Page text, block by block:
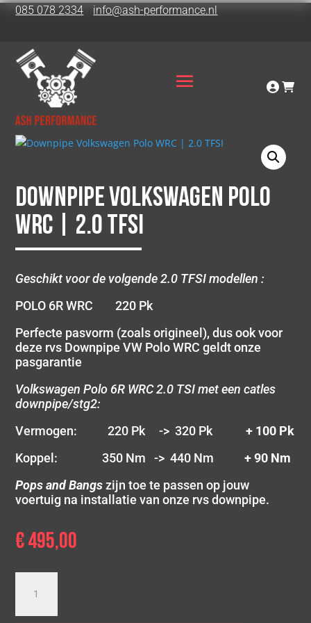
085 078 2334 info@ash-performance.nl
Downpipe Volkswagen Polo
WRC | 2.0 TFSI
Geschikt voor de volgende 2.0 TFSI modellen :
POLO 6R WRC 220 Pk
Perfecte pasvorm (zoals origineel), dus ook voor
deze rvs Downpipe VW Polo WRC geldt onze
pasgarantie
Volkswagen Polo 6R WRC 2.0 TSI met een catles
downpipe/stg2:
Vermogen: 220 Pk -> 320 Pk+ 100 Pk
Koppel: 350 Nm -> 440 Nm+ 90 Nm
Pops and Bangszijn toe te passen op jouw
voertuig na installatie van onze rvs downpipe.
€495,00
Volkswagen